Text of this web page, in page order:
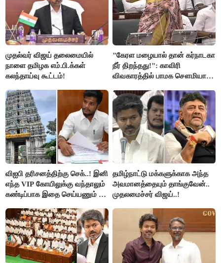
முதல்வர் விஜய் தலைமையில்
நாளை தமிழக எம்.பி.க்கள்
கலந்தாய்வு கூட்டம்!
"கேரள மழையால் தான் கர்நாடகா
நீர் திறந்தது!": காவிரி
விவகாரத்தில் பாமக சௌமியா
விஐபி தரிசனத்திற்கு செக்..! இனி
எந்த VIP கோயிலுக்கு வந்தாலும்
கண்டிப்பாக இதை செய்யணும் -
தமிழ்நாட்டு மக்களுக்காக அந்த
அவமானத்தையும் தாங்குவேன்..
முதலமைச்சர் விஜய்..!